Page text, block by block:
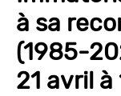
à sa
(1985-
21 avril à